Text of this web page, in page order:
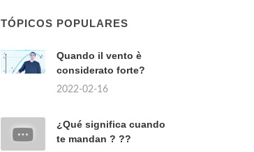
TÓPICOS POPULARES
Quando il vento è
considerato forte?
2022-02-16
¿Qué significa cuando
te mandan ? ??